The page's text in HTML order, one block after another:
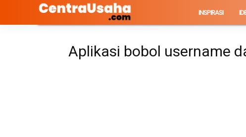
INSPIRASI
Aplikasi bobol username